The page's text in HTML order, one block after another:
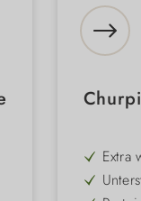
Extra